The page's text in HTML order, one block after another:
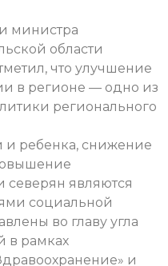
министра
области
что улучшение
в регионе — одно из
регионального
и ребенка, снижение
северян являются
социальной
во главу угла
в рамках
и